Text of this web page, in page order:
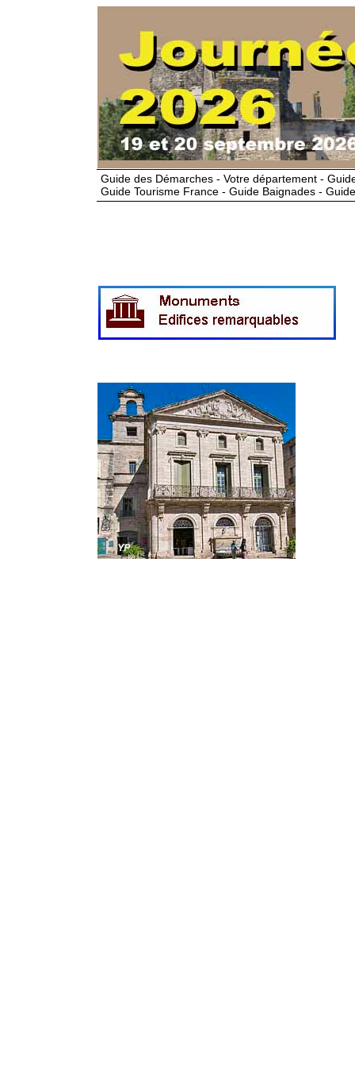
Guide des Démarches - Votre département -
Guide Tourisme France - Guide Baignades -